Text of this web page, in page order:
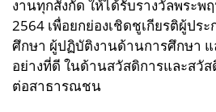
งานทุกสังกัด ให้ได้รับรางวัลพระพ
2564 เพื่อยกย่องเชิดชูเกียรติผู้ปร
ศึกษา ผู้ปฏิบัติงานด้านการศึกษา
อย่างที่ดี ในด้านสวัสดิการและสวั
ต่อสาธารณชน